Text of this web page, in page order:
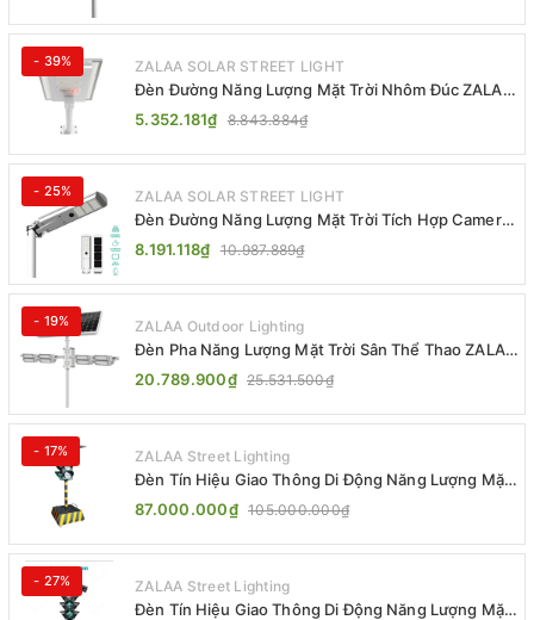
- 39% ZALAA SOLAR STREET LIGHT
Đèn Đường Năng Lượng Mặt Trời Nhôm Đúc ZALAA
ZL-BWH Cao Cấp IP65
5.352.181₫ 8.843.884₫
- 25% ZALAA SOLAR STREET LIGHT
Đèn Đường Năng Lượng Mặt Trời Tích Hợp Camera
ZALAA ZL-BJ04-CCTV (80W, IP65)
8.191.118₫ 10.987.889₫
- 19% ZALAA Outdoor Lighting
Đèn Pha Năng Lượng Mặt Trời Sân Thể Thao ZALAA
Jsc Chống Nước IP65 Cao Cấp
20.789.900₫ 25.531.500₫
- 17% ZALAA Street Lighting
Đèn Tín Hiệu Giao Thông Di Động Năng Lượng Mặt
Trời ZALAA ZL-300A-D
87.000.000₫ 105.000.000₫
- 27% ZALAA Street Lighting
Đèn Tín Hiệu Giao Thông Di Động Năng Lượng Mặt